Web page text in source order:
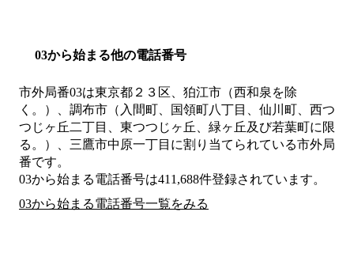
03から始まる他の電話番号
市外局番03は東京都２３区、狛江市（西和泉を除
く。）、調布市（入間町、国領町八丁目、仙川町、西つ
つじヶ丘二丁目、東つつじヶ丘、緑ヶ丘及び若葉町に限
る。）、三鷹市中原一丁目 に割り当てられている市外局
番です。
03から始まる電話番号は411,688件登録されています。
03から始まる電話番号一覧をみる